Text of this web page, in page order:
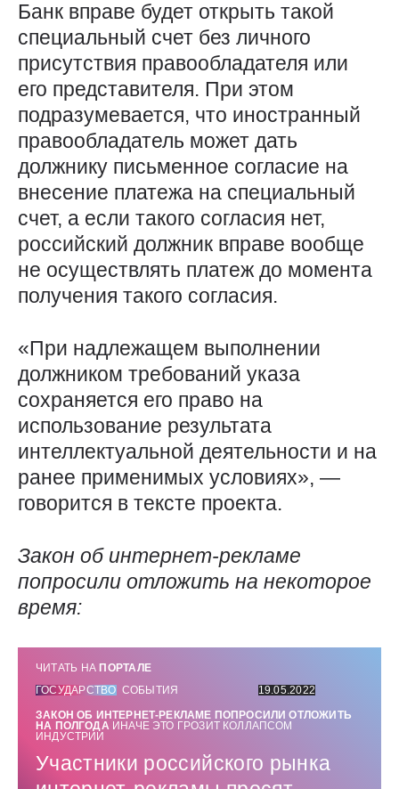
Банк вправе будет открыть такой
специальный счет без личного
присутствия правообладателя или
его представителя. При этом
подразумевается, что иностранный
правообладатель может дать
должнику письменное согласие на
внесение платежа на специальный
счет, а если такого согласия нет,
российский должник вправе вообще
не осуществлять платеж до момента
получения такого согласия.
«При надлежащем выполнении
должником требований указа
сохраняется его право на
использование результата
интеллектуальной деятельности и на
ранее применимых условиях», —
говорится в тексте проекта.
Закон об интернет-рекламе
попросили отложить на некоторое
время:
ЧИТАТЬ НА ПОРТАЛЕ
ГОСУДАРСТВО СОБЫТИЯ
19.05.2022
ЗАКОН ОБ ИНТЕРНЕТ-РЕКЛАМЕ ПОПРОСИЛИ ОТЛОЖИТЬ
НА ПОЛГОДА ИНАЧЕ ЭТО ГРОЗИТ КОЛЛАПСОМ
ИНДУСТРИИ
Участники российского рынка